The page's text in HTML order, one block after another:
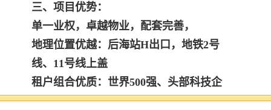
三、项目优势：
单一业权，卓越物业，配套完善，
地理位置优越：后海站H出口，地铁2号
线、11号线上盖
租户组合优质：世界500强、头部科技企
业、上市公司聚集